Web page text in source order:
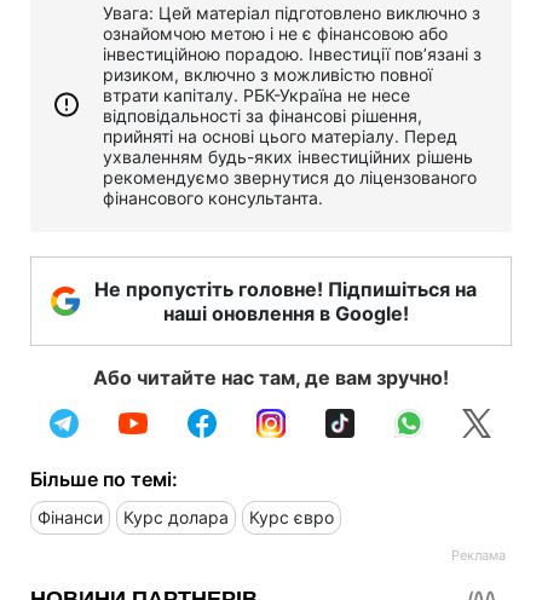
Увага: Цей матеріал підготовлено виключно з
ознайомчою метою і не є фінансовою або
інвестиційною порадою. Інвестиції пов’язані з
ризиком, включно з можливістю повної
втрати капіталу. РБК-Україна не несе
відповідальності за фінансові рішення,
прийняті на основі цього матеріалу. Перед
ухваленням будь-яких інвестиційних рішень
рекомендуємо звернутися до ліцензованого
фінансового консультанта.
Не пропустіть головне! Підпишіться на
наші оновлення в Google!
Або читайте нас там, де вам зручно!
Більше по темі:
Фінанси Курс долара Курс євро